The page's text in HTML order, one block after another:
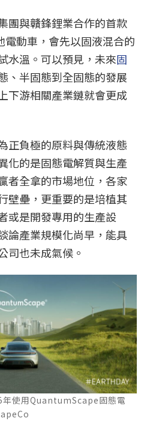
團與贛鋒鋰業合作的首款
電動車，會先以固液混合的
水溫。可以預見，未來固
、半固態到全固態的發展
下游相關產業鏈就會更成
正負極的原料與傳統液態
化的是固態電解質與生產
者全拿的市場地位，各家
壁壘，更重要的是培植其
或是開發專用的生產設
論產業規模化尚早，能具
司也未成氣候。
年使用QuantumScape固態電